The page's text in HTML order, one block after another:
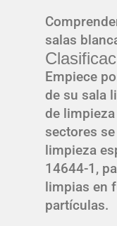
salas
Empiece
de su sala
de
sectores
limpieza
14644-1,
limpias en
partículas.